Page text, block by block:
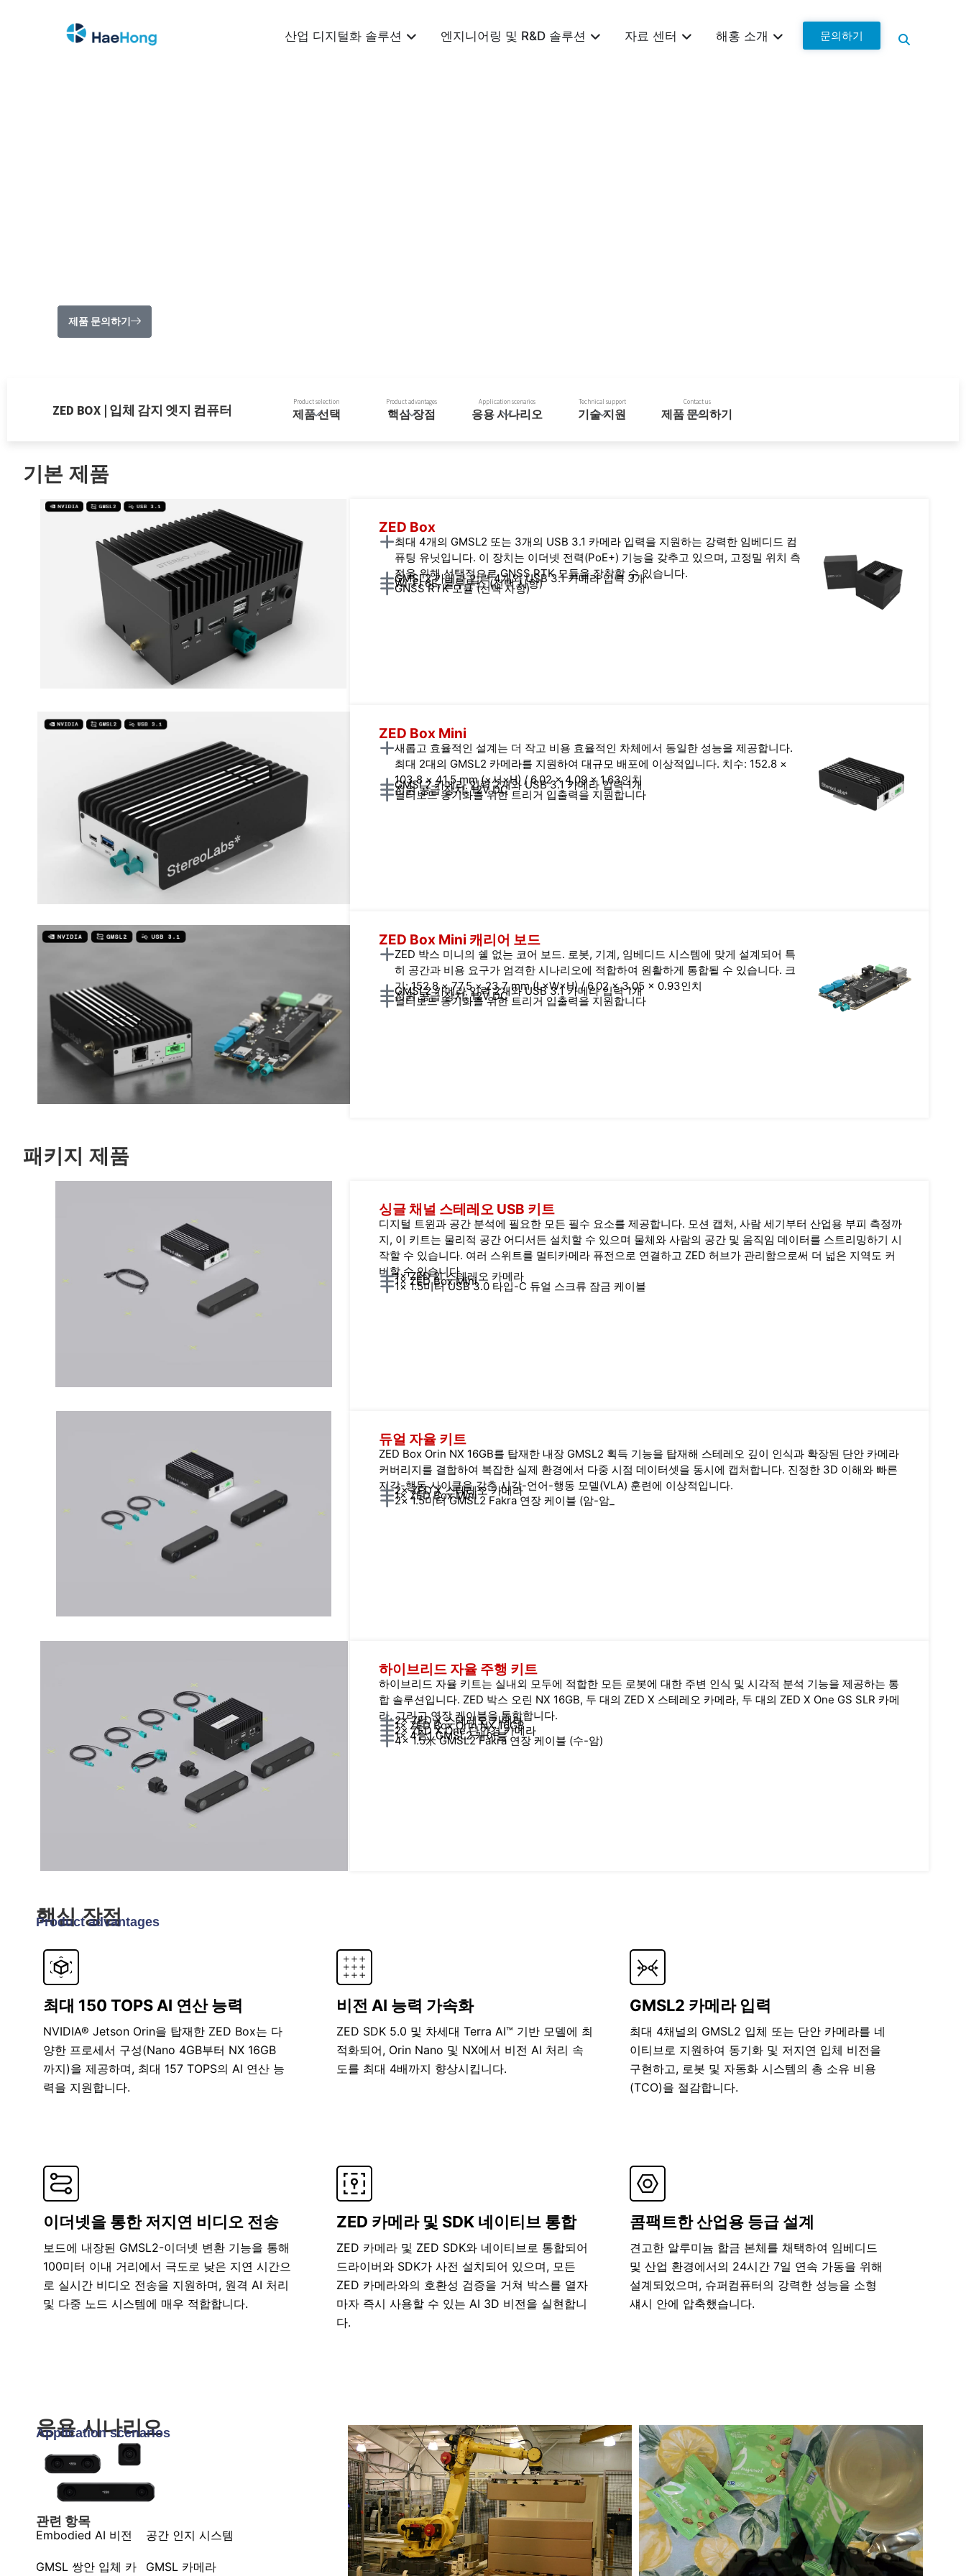
산업 디지털화 솔루션 엔지니어링 및 R&D 솔루션 자료 센터 해홍 소개 문의하기
제품 문의하기
ZED BOX | 입체 감지 엣지 컴퓨터
Product selection
제품 선택
Product advantages
핵심 장점
Application scenarios
응용 시나리오
Technical support
기술 지원
Contact us
제품 문의하기
기본 제품
ZED Box
최대 4개의 GMSL2 또는 3개의 USB 3.1 카메라 입력을 지원하는 강력한 임베디드 컴
퓨팅 유닛입니다. 이 장치는 이더넷 전력(PoE+) 기능을 갖추고 있으며, 고정밀 위치 측
정을 위해 선택적으로 GNSS RTK 모듈을 장착할 수 있습니다.
GMSL2 카메라 입력 4개와 USB 3.1 카메라 입력 3개
Wi-Fi 6E, 블루투스 (선택 사항)
GNSS RTK 모듈 (선택 사항)
ZED Box Mini
새롭고 효율적인 설계는 더 작고 비용 효율적인 차체에서 동일한 성능을 제공합니다.
최대 2대의 GMSL2 카메라를 지원하여 대규모 배포에 이상적입니다. 치수: 152.8 ×
103.8 × 41.5 mm (×서×H) / 6.02 × 4.09 × 1.63인치
GMSL2 카메라 입력 2개와 USB 3.1 카메라 입력 1개
전원 공급 장치: 12V DC
멀티보드 동기화를 위한 트리거 입출력을 지원합니다
ZED Box Mini 캐리어 보드
ZED 박스 미니의 쉘 없는 코어 보드. 로봇, 기계, 임베디드 시스템에 맞게 설계되어 특
히 공간과 비용 요구가 엄격한 시나리오에 적합하여 원활하게 통합될 수 있습니다. 크
기: 152.8 × 77.5 × 23.7 mm (L×W×H) / 6.02 × 3.05 × 0.93인치
GMSL2 카메라 입력 2개와 USB 3.1 카메라 입력 1개
전원 공급 장치: 12V DC
멀티보드 동기화를 위한 트리거 입출력을 지원합니다
패키지 제품
싱글 채널 스테레오 USB 키트
디지털 트윈과 공간 분석에 필요한 모든 필수 요소를 제공합니다. 모션 캡처, 사람 세기부터 산업용 부피 측정까
지, 이 키트는 물리적 공간 어디서든 설치할 수 있으며 물체와 사람의 공간 및 움직임 데이터를 스트리밍하기 시
작할 수 있습니다. 여러 스위트를 멀티카메라 퓨전으로 연결하고 ZED 허브가 관리함으로써 더 넓은 지역도 커
버할 수 있습니다.
1× ZED 2i 스테레오 카메라
1× ZED Box Mini
1× 1.5미터 USB 3.0 타입-C 듀얼 스크류 잠금 케이블
듀얼 자율 키트
ZED Box Orin NX 16GB를 탑재한 내장 GMSL2 획득 기능을 탑재해 스테레오 깊이 인식과 확장된 단안 카메라
커버리지를 결합하여 복잡한 실제 환경에서 다중 시점 데이터셋을 동시에 캡처합니다. 진정한 3D 이해와 빠른
지각-행동 사이클을 갖춘 시각-언어-행동 모델(VLA) 훈련에 이상적입니다.
2× ZED X 스테레오 카메라
1× ZED Box Mini
2× 1.5미터 GMSL2 Fakra 연장 케이블 (암-암_
하이브리드 자율 주행 키트
하이브리드 자율 키트는 실내외 모두에 적합한 모든 로봇에 대한 주변 인식 및 시각적 분석 기능을 제공하는 통
합 솔루션입니다. ZED 박스 오린 NX 16GB, 두 대의 ZED X 스테레오 카메라, 두 대의 ZED X One GS SLR 카메
라, 그리고 연장 케이블을 통합합니다.
2× ZED X 스테레오 카메라
1× ZED Box Orin NX 16GB
2× ZED X One 단안경 카메라
1× 4合1 GMSL2 케이블
4× 1.5米 GMSL2 Fakra 연장 케이블 (수-암)
핵심 장점
Product advantages
최대 150 TOPS AI 연산 능력
NVIDIA® Jetson Orin을 탑재한 ZED Box는 다
양한 프로세서 구성(Nano 4GB부터 NX 16GB
까지)을 제공하며, 최대 157 TOPS의 AI 연산 능
력을 지원합니다.
비전 AI 능력 가속화
ZED SDK 5.0 및 차세대 Terra AI™ 기반 모델에 최
적화되어, Orin Nano 및 NX에서 비전 AI 처리 속
도를 최대 4배까지 향상시킵니다.
GMSL2 카메라 입력
최대 4채널의 GMSL2 입체 또는 단안 카메라를 네
이티브로 지원하여 동기화 및 저지연 입체 비전을
구현하고, 로봇 및 자동화 시스템의 총 소유 비용
(TCO)을 절감합니다.
이더넷을 통한 저지연 비디오 전송
보드에 내장된 GMSL2-이더넷 변환 기능을 통해
100미터 이내 거리에서 극도로 낮은 지연 시간으
로 실시간 비디오 전송을 지원하며, 원격 AI 처리
및 다중 노드 시스템에 매우 적합합니다.
ZED 카메라 및 SDK 네이티브 통합
ZED 카메라 및 ZED SDK와 네이티브로 통합되어
드라이버와 SDK가 사전 설치되어 있으며, 모든
ZED 카메라와의 호환성 검증을 거쳐 박스를 열자
마자 즉시 사용할 수 있는 AI 3D 비전을 실현합니
다.
콤팩트한 산업용 등급 설계
견고한 알루미늄 합금 본체를 채택하여 임베디드
및 산업 환경에서의 24시간 7일 연속 가동을 위해
설계되었으며, 슈퍼컴퓨터의 강력한 성능을 소형
섀시 안에 압축했습니다.
응용 시나리오
Application scenarios
관련 항목
Embodied AI 비전 공간 인지 시스템
GMSL 쌍안 입체 카
GMSL 카메라